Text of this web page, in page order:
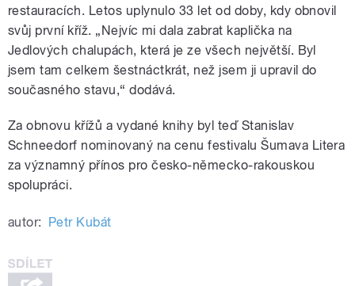
restauracích. Letos uplynulo 33 let od doby, kdy obnovil
svůj první kříž. „Nejvíc mi dala zabrat kaplička na
Jedlových chalupách, která je ze všech největší. Byl
jsem tam celkem šestnáctkrát, než jsem ji upravil do
současného stavu,“ dodává.
Za obnovu křížů a vydané knihy byl teď Stanislav
Schneedorf nominovaný na cenu festivalu Šumava Litera
za významný přínos pro česko-německo-rakouskou
spolupráci.
autor: Petr Kubát